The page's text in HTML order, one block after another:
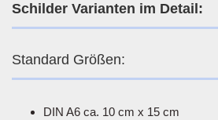
Schilder Varianten im Detail:
Standard Größen:
DIN A6 ca. 10 cm x 15 cm